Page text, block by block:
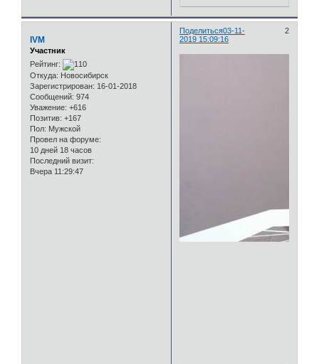
Поделиться 2
03-11-
2019 15:09:16
IVM
Участник
Рейтинг:
Откуда: Новосибирск
Зарегистрирован: 16-01-2018
Сообщений: 974
Уважение: +616
Позитив: +167
Пол: Мужской
Провел на форуме:
10 дней 18 часов
Последний визит:
Вчера 11:29:47